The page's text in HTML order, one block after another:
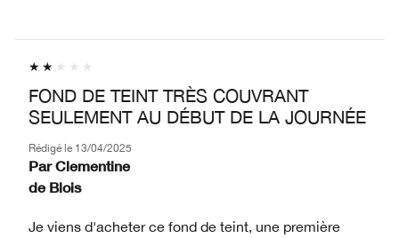
FOND DE TEINT TRÈS COUVRANT
SEULEMENT AU DÉBUT DE LA JOURNÉE
Rédigé le 13/04/2025
Par Clementine
de Blois
Je viens d'acheter ce fond de teint, une première